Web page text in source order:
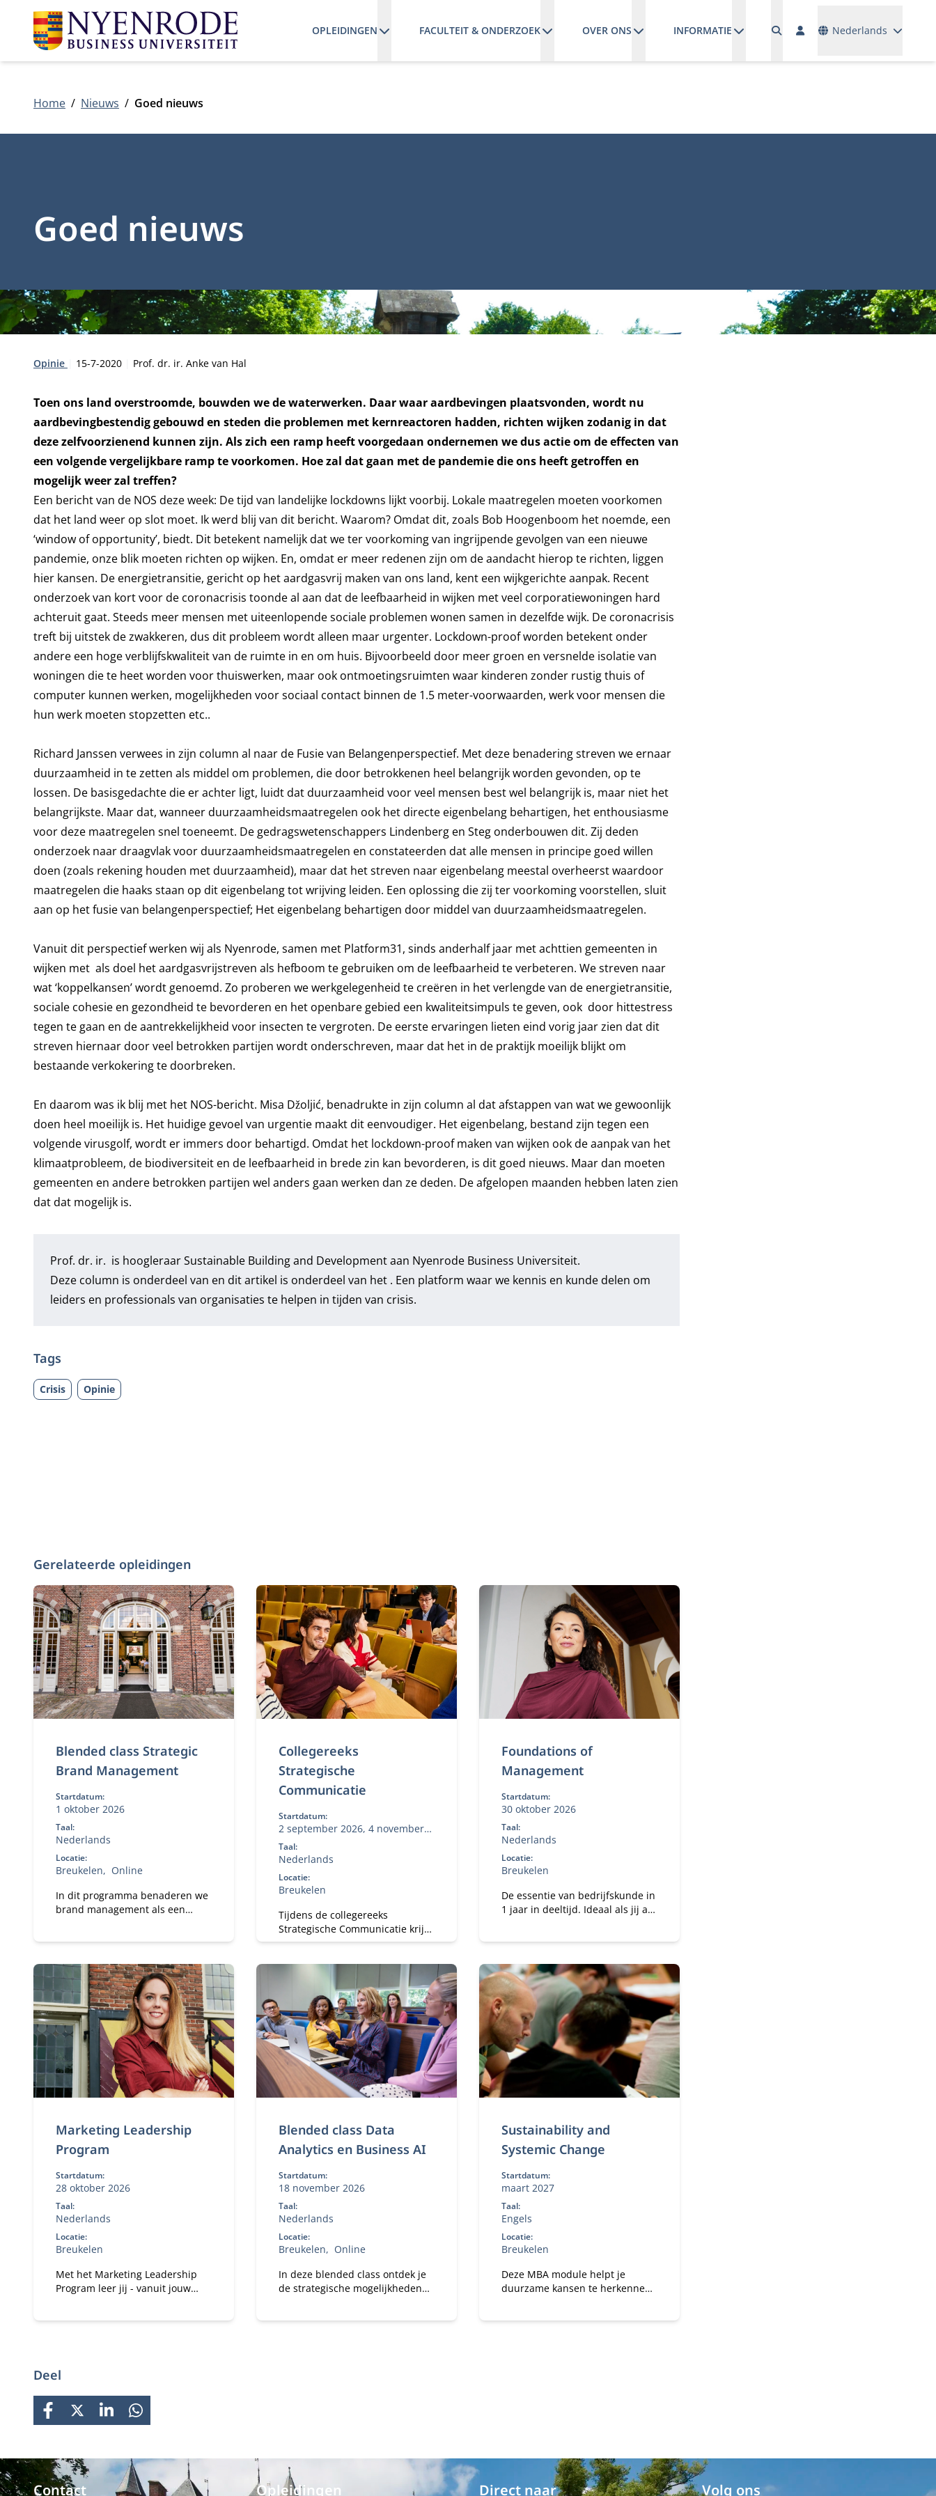
OPLEIDINGEN FACULTEIT & ONDERZOEK OVER ONS INFORMATIE Nederlands
Home Nieuws Goed nieuws
Goed nieuws
Type:
Opinie Publicatiedatum:
15-7-2020 Auteur:
Prof. dr. ir. Anke van Hal
Toen ons land overstroomde, bouwden we de waterwerken. Daar waar aardbevingen plaatsvonden, wordt nu
aardbevingbestendig gebouwd en steden die problemen met kernreactoren hadden, richten wijken zodanig in dat
deze zelfvoorzienend kunnen zijn. Als zich een ramp heeft voorgedaan ondernemen we dus actie om de effecten van
een volgende vergelijkbare ramp te voorkomen. Hoe zal dat gaan met de pandemie die ons heeft getroffen en
mogelijk weer zal treffen?
Een bericht van de NOS deze week: De tijd van landelijke lockdowns lijkt voorbij. Lokale maatregelen moeten voorkomen
dat het land weer op slot moet. Ik werd blij van dit bericht. Waarom? Omdat dit, zoals Bob Hoogenboom het noemde, een
‘window of opportunity’, biedt. Dit betekent namelijk dat we ter voorkoming van ingrijpende gevolgen van een nieuwe
pandemie, onze blik moeten richten op wijken. En, omdat er meer redenen zijn om de aandacht hierop te richten, liggen
hier kansen. De energietransitie, gericht op het aardgasvrij maken van ons land, kent een wijkgerichte aanpak. Recent
onderzoek van kort voor de coronacrisis toonde al aan dat de leefbaarheid in wijken met veel corporatiewoningen hard
achteruit gaat. Steeds meer mensen met uiteenlopende sociale problemen wonen samen in dezelfde wijk. De coronacrisis
treft bij uitstek de zwakkeren, dus dit probleem wordt alleen maar urgenter. Lockdown-proof worden betekent onder
andere een hoge verblijfskwaliteit van de ruimte in en om huis. Bijvoorbeeld door meer groen en versnelde isolatie van
woningen die te heet worden voor thuiswerken, maar ook ontmoetingsruimten waar kinderen zonder rustig thuis of
computer kunnen werken, mogelijkheden voor sociaal contact binnen de 1.5 meter-voorwaarden, werk voor mensen die
hun werk moeten stopzetten etc..
Richard Janssen verwees in zijn column al naar de Fusie van Belangenperspectief. Met deze benadering streven we ernaar
duurzaamheid in te zetten als middel om problemen, die door betrokkenen heel belangrijk worden gevonden, op te
lossen. De basisgedachte die er achter ligt, luidt dat duurzaamheid voor veel mensen best wel belangrijk is, maar niet het
belangrijkste. Maar dat, wanneer duurzaamheidsmaatregelen ook het directe eigenbelang behartigen, het enthousiasme
voor deze maatregelen snel toeneemt. De gedragswetenschappers Lindenberg en Steg onderbouwen dit. Zij deden
onderzoek naar draagvlak voor duurzaamheidsmaatregelen en constateerden dat alle mensen in principe goed willen
doen (zoals rekening houden met duurzaamheid), maar dat het streven naar eigenbelang meestal overheerst waardoor
maatregelen die haaks staan op dit eigenbelang tot wrijving leiden. Een oplossing die zij ter voorkoming voorstellen, sluit
aan op het fusie van belangenperspectief; Het eigenbelang behartigen door middel van duurzaamheidsmaatregelen.
Vanuit dit perspectief werken wij als Nyenrode, samen met Platform31, sinds anderhalf jaar met achttien gemeenten in
wijken met als doel het aardgasvrijstreven als hefboom te gebruiken om de leefbaarheid te verbeteren. We streven naar
wat ‘koppelkansen’ wordt genoemd. Zo proberen we werkgelegenheid te creëren in het verlengde van de energietransitie,
sociale cohesie en gezondheid te bevorderen en het openbare gebied een kwaliteitsimpuls te geven, ook door hittestress
tegen te gaan en de aantrekkelijkheid voor insecten te vergroten. De eerste ervaringen lieten eind vorig jaar zien dat dit
streven hiernaar door veel betrokken partijen wordt onderschreven, maar dat het in de praktijk moeilijk blijkt om
bestaande verkokering te doorbreken.
En daarom was ik blij met het NOS-bericht. Misa Džoljić, benadrukte in zijn column al dat afstappen van wat we gewoonlijk
doen heel moeilijk is. Het huidige gevoel van urgentie maakt dit eenvoudiger. Het eigenbelang, bestand zijn tegen een
volgende virusgolf, wordt er immers door behartigd. Omdat het lockdown-proof maken van wijken ook de aanpak van het
klimaatprobleem, de biodiversiteit en de leefbaarheid in brede zin kan bevorderen, is dit goed nieuws. Maar dan moeten
gemeenten en andere betrokken partijen wel anders gaan werken dan ze deden. De afgelopen maanden hebben laten zien
dat dat mogelijk is.
Prof. dr. ir. is hoogleraar Sustainable Building and Development aan Nyenrode Business Universiteit.
Deze column is onderdeel van en dit artikel is onderdeel van het . Een platform waar we kennis en kunde delen om
leiders en professionals van organisaties te helpen in tijden van crisis.
Tags
Crisis Opinie
Gerelateerde opleidingen
Blended class Strategic
Brand Management
Startdatum:
1 oktober 2026
Taal:
Nederlands
Locatie:
Breukelen
Online
In dit programma benaderen we
brand management als een
toekomstbestendigheid. Dat
vraagt om strategische
volwassenheid, durf om keuzes
te maken, prioriteiten te stellen,
te versnellen en intern te
verankeren.
Collegereeks
Strategische
Communicatie
Startdatum:
2 september 2026, 4 november
2026, 1 februari 2027, 10 mei
2027
Taal:
Nederlands
Locatie:
Breukelen
Tijdens de collegereeks
Strategische Communicatie krijg
je van experts de laatste
communicatiegebied.
Foundations of
Management
Startdatum:
30 oktober 2026
Taal:
Nederlands
Locatie:
Breukelen
De essentie van bedrijfskunde in
1 jaar in deeltijd. Ideaal als jij als
maken hebt met
vakoverstijgende uitdagingen.
Marketing Leadership
Program
Startdatum:
28 oktober 2026
Taal:
Nederlands
Locatie:
Breukelen
Met het Marketing Leadership
Program leer jij - vanuit jouw
maken.
Blended class Data
Analytics en Business AI
Startdatum:
18 november 2026
Taal:
Nederlands
Locatie:
Breukelen
Online
In deze blended class ontdek je
de strategische mogelijkheden
Sustainability and
Systemic Change
Startdatum:
maart 2027
Taal:
Engels
Locatie:
Breukelen
Deze MBA module helpt je
duurzame kansen te herkennen
Deel
FACEBOOK
X LINKEDINWHATSAPP
Contact Opleidingen Direct naar Volg ons